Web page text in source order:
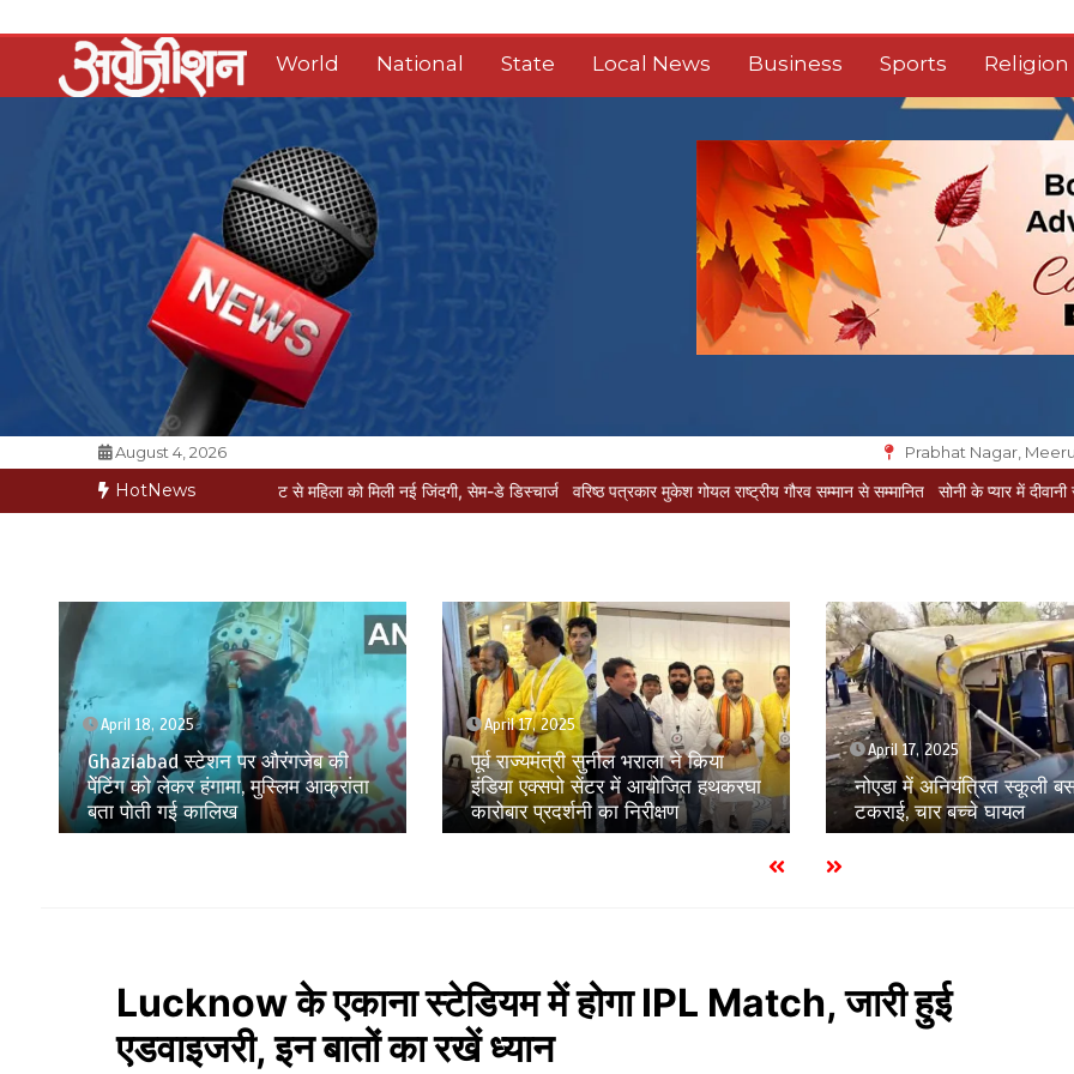
to
content
World National State Local News Business Sports Religion
Opposition Digital
August 4, 2026 Prabhat Nagar,
HotNews
मैक्स में नी-रिप्लेसमेंट से महिला को मिली नई जिंदगी, सेम-डे डिस्चार्ज वरिष्ठ पत्रकार मुकेश गोयल राष्ट्रीय गौरव सम्मान से सम्मानित सोनी के प्यार में दीवानी सीता पहुंची मेरठ
April 18, 2025
Ghaziabad स्टेशन पर औरंगजेब की
पेेंटिंग को लेकर हंगामा, मुस्लिम आक्रांता
बता पोती गई कालिख
April 17, 2025
पूर्व राज्यमंत्री सुनील भराला ने किया
इंडिया एक्सपो सेंटर में आयोजित हथकरघा
कारोबार प्रदर्शनी का निरीक्षण
April 17, 2025
नोएडा में अनियंत्रित स्कूली
टकराई, चार बच्चे घायल
Lucknow के एकाना स्टेडियम में होगा IPL Match, जारी हुई
एडवाइजरी, इन बातों का रखें ध्यान